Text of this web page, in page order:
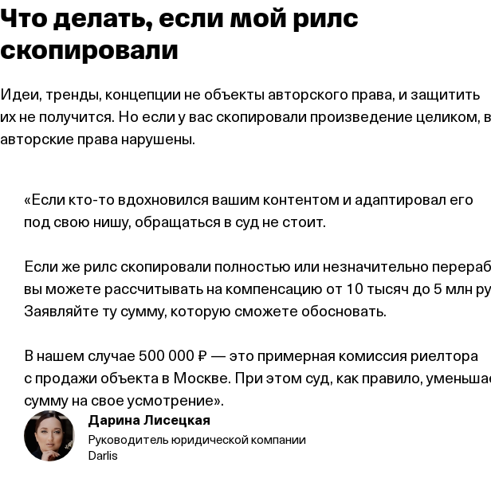
Что делать, если мой рилс
скопировали
Идеи, тренды, концепции не объекты авторского права, и защитить
их не получится. Но если у вас скопировали произведение целиком,
авторские права нарушены.
«Если кто‑то вдохновился вашим контентом и адаптировал его
под свою нишу, обращаться в суд не стоит.
Если же рилс скопировали полностью или незначительно
вы можете рассчитывать на компенсацию от 10 тысяч до 5 млн
Заявляйте ту сумму, которую сможете обосновать.
В нашем случае 500 000 ₽ — это примерная комиссия риелтора
с продажи объекта в Москве. При этом суд, как правило,
сумму на свое усмотрение».
Дарина Лисецкая
Руководитель юридической компании
Darlis